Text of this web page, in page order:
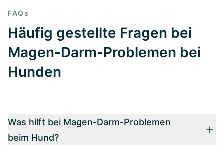
FAQs
Häufig gestellte Fragen bei
Magen-Darm-Problemen bei
Hunden
Was hilft bei Magen-Darm-Problemen
beim Hund?